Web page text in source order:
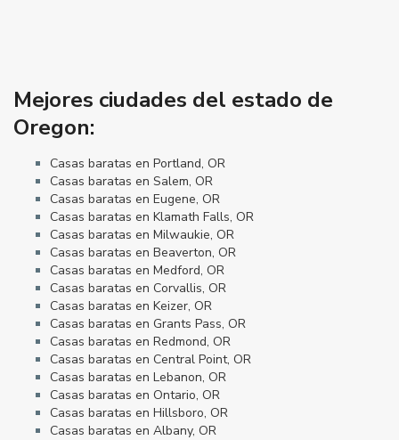
Mejores ciudades del estado de
Oregon:
Casas baratas en Portland, OR
Casas baratas en Salem, OR
Casas baratas en Eugene, OR
Casas baratas en Klamath Falls, OR
Casas baratas en Milwaukie, OR
Casas baratas en Beaverton, OR
Casas baratas en Medford, OR
Casas baratas en Corvallis, OR
Casas baratas en Keizer, OR
Casas baratas en Grants Pass, OR
Casas baratas en Redmond, OR
Casas baratas en Central Point, OR
Casas baratas en Lebanon, OR
Casas baratas en Ontario, OR
Casas baratas en Hillsboro, OR
Casas baratas en Albany, OR